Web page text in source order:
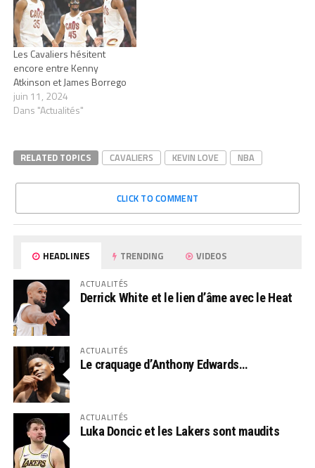
Les Cavaliers hésitent
encore entre Kenny
Atkinson et James Borrego
juin 11, 2024
Dans "Actualités"
RELATED TOPICS CAVALIERS KEVIN LOVE NBA
CLICK TO COMMENT
HEADLINES TRENDING VIDEOS
ACTUALITÉS
Derrick White et le lien d’âme avec le Heat
ACTUALITÉS
Le craquage d’Anthony Edwards…
ACTUALITÉS
Luka Doncic et les Lakers sont maudits